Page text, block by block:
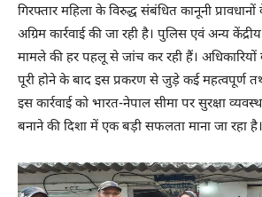
गिरफ्तार महिला के विरुद्ध संबंधित कानूनी
अग्रिम कार्रवाई की जा रही है। पुलिस एवं अन्य
मामले की हर पहलू से जांच कर रही हैं। अधिकारियों
पूरी होने के बाद इस प्रकरण से जुड़े कई महत्वपूर्ण
इस कार्रवाई को भारत-नेपाल सीमा पर सुरक्षा
बनाने की दिशा में एक बड़ी सफलता माना जा रहा है।